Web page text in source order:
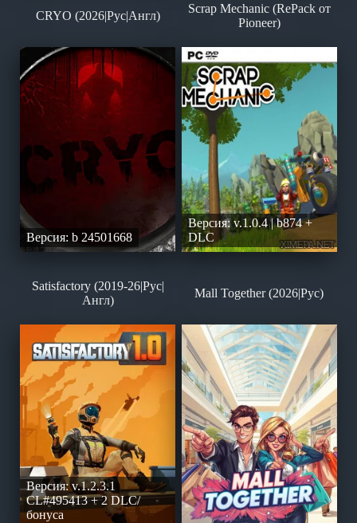
CRYO (2026|Рус|Англ)
Версия: b 24501668
Scrap Mechanic (RePack от
Pioneer)
Версия: v.1.0.4 | b874 +
DLC
Satisfactory (2019-26|Рус|
Англ)
Версия: v.1.2.3.1
CL#495413 + 2 DLC/
бонуса
Mall Together (2026|Рус)